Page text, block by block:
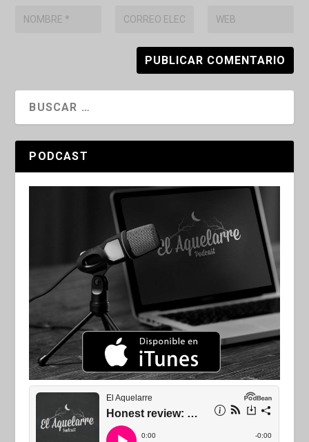
PODCAST